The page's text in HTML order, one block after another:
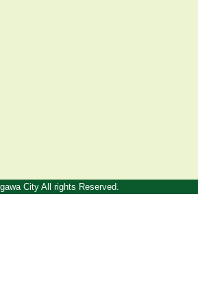
City All rights Reserved.